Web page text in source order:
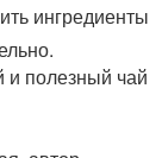
ингредиенты
и полезный чай